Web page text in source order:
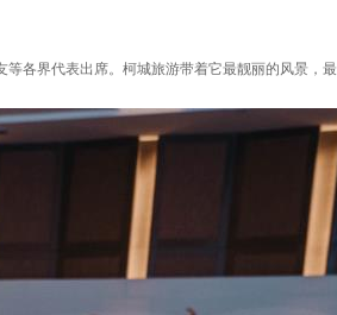
各界代表出席。柯城旅游带着它最靓丽的风景，